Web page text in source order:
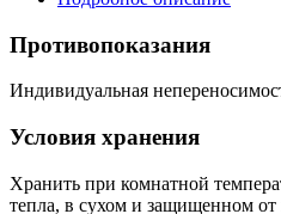
Противопоказания
Индивидуальная
Условия хранения
Хранить при комнатной
тепла, в сухом и защищенном